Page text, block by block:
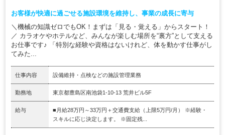
お客様が快適に過ごせる施設環境を維持し、事業の成長に寄与
＼機械の知識ゼロでもOK！まずは「見る・覚える」からスタート！
／ カラオケやホテルなど、みんなが楽しむ場所を“裏方”として支える
お仕事です♪ 「特別な経験や資格はないけれど、体を動かす仕事がし
てみた...
仕事内容 設備維持・点検などの施設管理業務
勤務地 東京都豊島区南池袋1-10-13 荒井ビル5F
給与
■月給28万円～33万円＋交通費支給（上限5万円/月） ※経験・
スキルに応じ決定します。 ※固定残...